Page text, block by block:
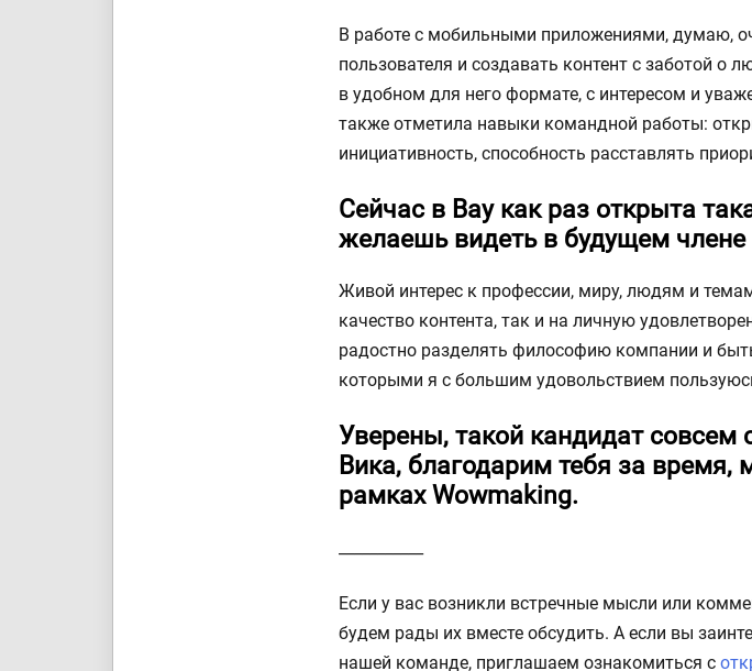
В работе с мобильными приложениями, думаю,
пользователя и создавать контент с заботой о
в удобном для него формате, с интересом и
также отметила навыки командной работы:
инициативность, способность расставлять
Сейчас в Вау как раз открыта
желаешь видеть в будущем
Живой интерес к профессии, миру, людям и
качество контента, так и на личную
радостно разделять философию компании и
которыми я с большим удовольствием
Уверены, такой кандидат
Вика, благодарим тебя за
рамках Wowmaking.
Если у вас возникли встречные мысли или
будем рады их вместе обсудить. А если вы
нашей команде, приглашаем ознакомиться с